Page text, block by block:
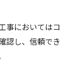
注意点
ためのコツ
を延ばす方
事においてはコ
認し、信頼でき